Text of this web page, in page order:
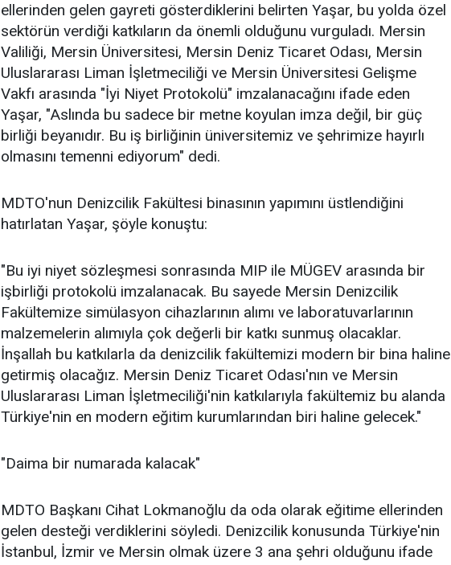
ellerinden gelen gayreti gösterdiklerini belirten Yaşar, bu yolda özel
sektörün verdiği katkıların da önemli olduğunu vurguladı. Mersin
Valiliği, Mersin Üniversitesi, Mersin Deniz Ticaret Odası, Mersin
Uluslararası Liman İşletmeciliği ve Mersin Üniversitesi Gelişme
Vakfı arasında "İyi Niyet Protokolü" imzalanacağını ifade eden
Yaşar, "Aslında bu sadece bir metne koyulan imza değil, bir güç
birliği beyanıdır. Bu iş birliğinin üniversitemiz ve şehrimize hayırlı
olmasını temenni ediyorum" dedi.
MDTO'nun Denizcilik Fakültesi binasının yapımını üstlendiğini
hatırlatan Yaşar, şöyle konuştu:
"Bu iyi niyet sözleşmesi sonrasında MIP ile MÜGEV arasında bir
işbirliği protokolü imzalanacak. Bu sayede Mersin Denizcilik
Fakültemize simülasyon cihazlarının alımı ve laboratuvarlarının
malzemelerin alımıyla çok değerli bir katkı sunmuş olacaklar.
İnşallah bu katkılarla da denizcilik fakültemizi modern bir bina haline
getirmiş olacağız. Mersin Deniz Ticaret Odası'nın ve Mersin
Uluslararası Liman İşletmeciliği'nin katkılarıyla fakültemiz bu alanda
Türkiye'nin en modern eğitim kurumlarından biri haline gelecek."
"Daima bir numarada kalacak"
MDTO Başkanı Cihat Lokmanoğlu da oda olarak eğitime ellerinden
gelen desteği verdiklerini söyledi. Denizcilik konusunda Türkiye'nin
İstanbul, İzmir ve Mersin olmak üzere 3 ana şehri olduğunu ifade